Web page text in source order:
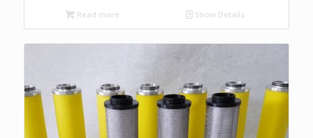
Read more Show Details